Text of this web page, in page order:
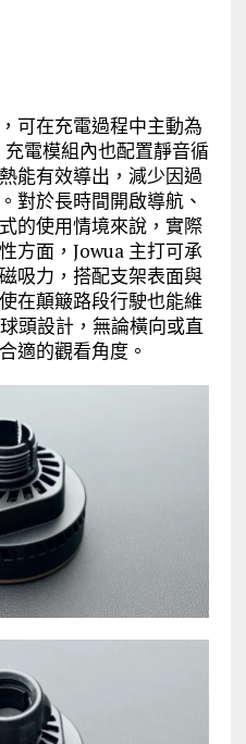
可在充電過程中主動為
電模組內也配置靜音循
能有效導出，減少因過
對於長時間開啟導航、
的使用情境來說，實際
方面，Jowua 主打可承
吸力，搭配支架表面與
在顛簸路段行駛也能維
頭設計，無論橫向或直
適的觀看角度。